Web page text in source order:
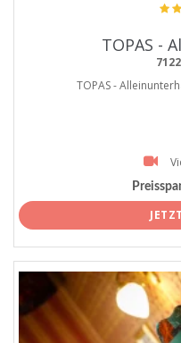
TOPAS -
TOPAS -